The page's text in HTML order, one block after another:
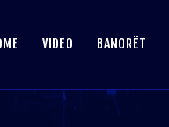
VIDEO BANORËT